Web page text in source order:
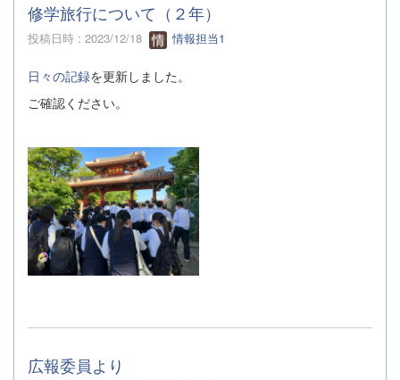
修学旅行について（２年）
投稿日時 : 2023/12/18 情報担当1
日々の記録を更新しました。
ご確認ください。
広報委員より